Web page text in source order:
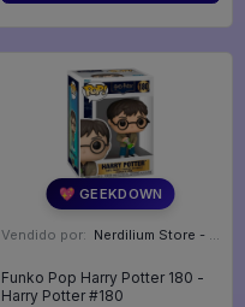
💖 GEEKDOWN
Vendido por: Nerdilium Store - SP
Funko Pop Harry Potter 180 -
Harry Potter #180